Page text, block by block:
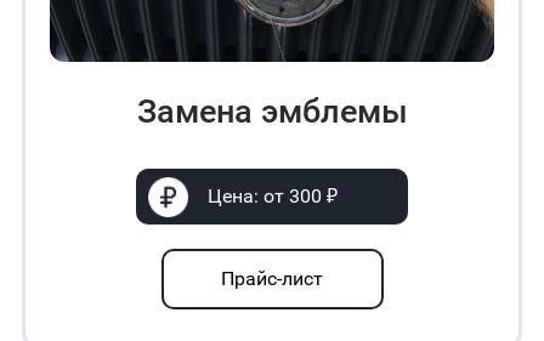
Замена эмблемы
Цена: от 300 ₽
Прайс-лист